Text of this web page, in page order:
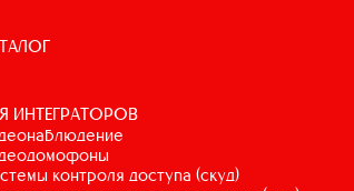
ИНТЕГРАТОРОВ
контроля доступа (скуд)